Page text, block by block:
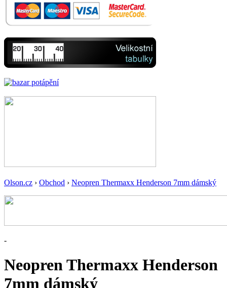
Olson.cz › Obchod › Neopren Thermaxx Henderson 7mm dámský
-
Neopren Thermaxx Henderson
7mm dámský